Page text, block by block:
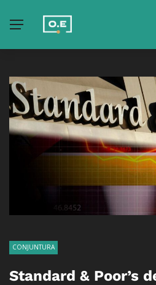
CONJUNTURA
Standard & Poor’s